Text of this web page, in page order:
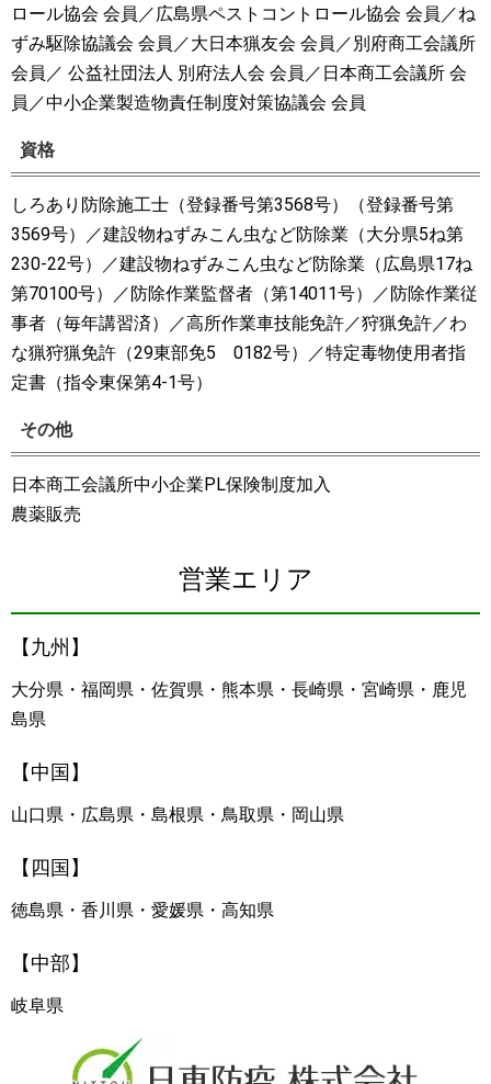
ロール協会 会員／広島県ペストコントロール協会 会員／ね
ずみ駆除協議会 会員／大日本猟友会 会員／別府商工会議所
会員／ 公益社団法人 別府法人会 会員／日本商工会議所 会
員／中小企業製造物責任制度対策協議会 会員
資格
しろあり防除施工士（登録番号第3568号）（登録番号第
3569号）／建設物ねずみこん虫など防除業（大分県5ね第
230-22号）／建設物ねずみこん虫など防除業（広島県17ね
第70100号）／防除作業監督者（第14011号）／防除作業従
事者（毎年講習済）／高所作業車技能免許／狩猟免許／わ
な猟狩猟免許（29東部免5 0182号）／特定毒物使用者指
定書（指令東保第4-1号）
その他
日本商工会議所中小企業PL保険制度加入
農薬販売
営業エリア
【九州】
大分県・福岡県・佐賀県・熊本県・長崎県・宮崎県・鹿児
島県
【中国】
山口県・広島県・島根県・鳥取県・岡山県
【四国】
徳島県・香川県・愛媛県・高知県
【中部】
岐阜県